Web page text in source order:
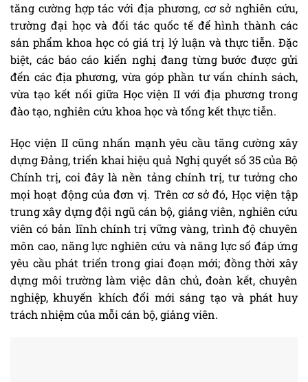
tăng cường hợp tác với địa phương, cơ sở nghiên cứu,
trường đại học và đối tác quốc tế để hình thành các
sản phẩm khoa học có giá trị lý luận và thực tiễn. Đặc
biệt, các báo cáo kiến nghị đang từng bước được gửi
đến các địa phương, vừa góp phần tư vấn chính sách,
vừa tạo kết nối giữa Học viện II với địa phương trong
đào tạo, nghiên cứu khoa học và tổng kết thực tiễn.
Học viện II cũng nhấn mạnh yêu cầu tăng cường xây
dựng Đảng, triển khai hiệu quả Nghị quyết số 35 của Bộ
Chính trị, coi đây là nền tảng chính trị, tư tưởng cho
mọi hoạt động của đơn vị. Trên cơ sở đó, Học viện tập
trung xây dựng đội ngũ cán bộ, giảng viên, nghiên cứu
viên có bản lĩnh chính trị vững vàng, trình độ chuyên
môn cao, năng lực nghiên cứu và năng lực số đáp ứng
yêu cầu phát triển trong giai đoạn mới; đồng thời xây
dựng môi trường làm việc dân chủ, đoàn kết, chuyên
nghiệp, khuyến khích đổi mới sáng tạo và phát huy
trách nhiệm của mỗi cán bộ, giảng viên.